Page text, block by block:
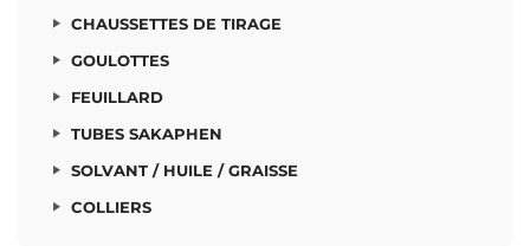
CHAUSSETTES DE TIRAGE
GOULOTTES
FEUILLARD
TUBES SAKAPHEN
SOLVANT / HUILE / GRAISSE
COLLIERS